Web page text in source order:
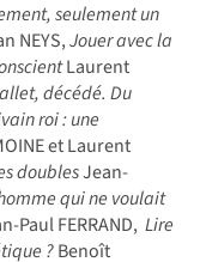
seulement un
NEYS,Jouer avec la
Laurent
décédé. Du
roi : une
et Laurent
doublesJean-
qui ne voulait
Paul FERRAND,Lire
?Benoît